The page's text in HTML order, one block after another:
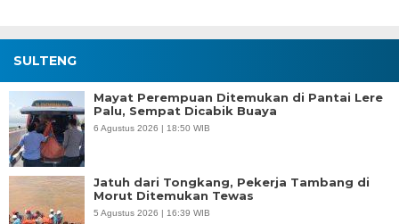
SULTENG
Mayat Perempuan Ditemukan di Pantai Lere
Palu, Sempat Dicabik Buaya
6 Agustus 2026 | 18:50 WIB
Jatuh dari Tongkang, Pekerja Tambang di
Morut Ditemukan Tewas
5 Agustus 2026 | 16:39 WIB